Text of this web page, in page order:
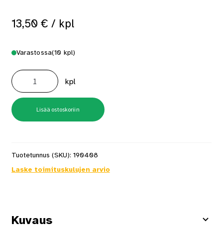
13,50 € / kpl
Varastossa(10 kpl)
Kaasupatruuna
18g
35ml
Senco
PC1309P
määrä
kpl
Lisää ostoskoriin
Tuotetunnus (SKU): 190408
Laske toimituskulujen arvio
Kuvaus